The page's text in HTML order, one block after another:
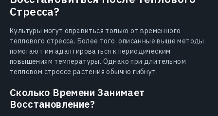
Стресса?
Культуры могут оправиться только от временного
теплового стресса. Более того, описанные выше методы
помогают им адаптироваться к периодическим
повышениям температуры. Однако при длительном
тепловом стрессе растения обычно гибнут.
Сколько Времени Занимает
Восстановление?